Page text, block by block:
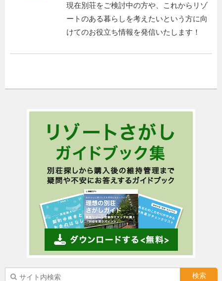
現在別荘をご検討中の方や、これからリゾ
ートのある暮らしを考えたいという方に向
けてのお役立ち情報を発信いたします！